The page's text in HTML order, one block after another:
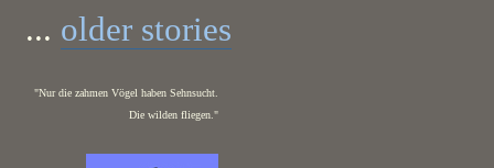
... older stories
"Nur die zahmen Vögel haben Sehnsucht.
Die wilden fliegen."